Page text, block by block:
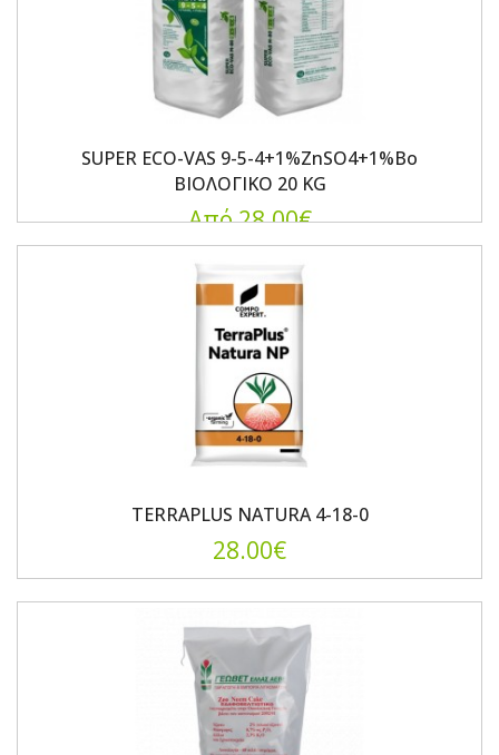
SUPER ECO-VAS 9-5-4+1%ZnSO4+1%Bo
ΒΙΟΛΟΓΙΚΟ 20 KG
Από 28.00€
TERRAPLUS NATURA 4-18-0
28.00€